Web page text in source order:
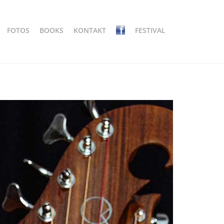
FOTOS BOOKS KONTAKT FESTIVAL